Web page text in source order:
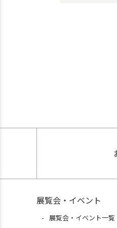
展覧会・イベント
展覧会・イベント一覧